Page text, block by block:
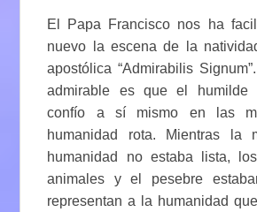
El Papa Francisco nos ha
nuevo la escena de la
apostólica “Admirabilis
admirable es que el humilde
confío a sí mismo en las
humanidad rota. Mientras la
humanidad no estaba lista,
animales y el pesebre
representan a la humanidad